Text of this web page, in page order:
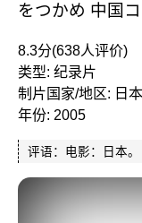
をつかめ 中国
8.3分(638人评价)
类型: 纪录片
制片国家/地区: 日本
年份: 2005
评语：电影：日本。